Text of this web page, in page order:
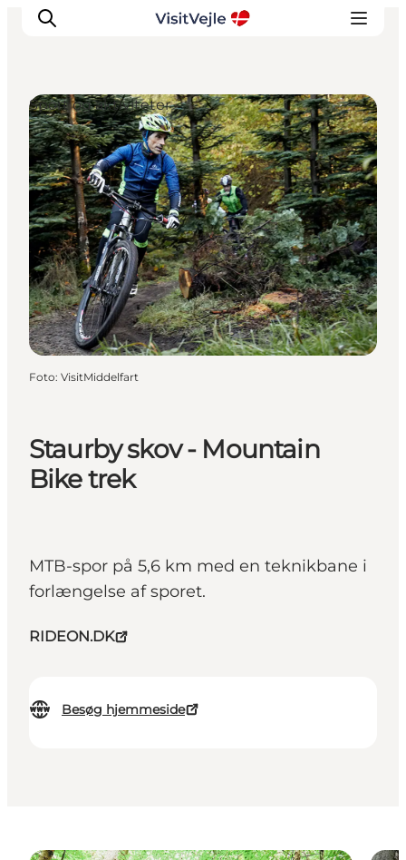
Oplevelser
Det sker
Planlæg dit besøg
Inspiration
Staurby skov - Mountain
Bike trek
MTB-spor på 5,6 km med en teknikbane i
forlængelse af sporet.
RIDEON.DK
Besøg hjemmeside
Sport og aktiviteter
Foto: VisitMiddelfart